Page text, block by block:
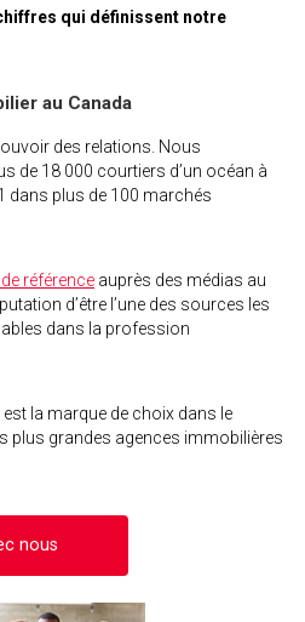
qui définissent notre
au Canada
des relations. Nous
de 18 000 courtiers d’un océan à
dans plus de 100 marchés
référence auprès des médias au
d’être l’une des sources les
dans la profession
est la marque de choix dans le
plus grandes agences immobilières
nous